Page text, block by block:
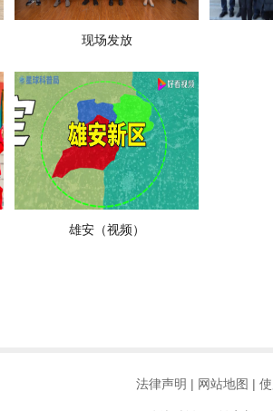
现场发放
雄安（视频）
法律声明 | 网站地图 |